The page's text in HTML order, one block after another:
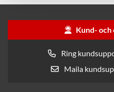
Kund-
Ring
Maila